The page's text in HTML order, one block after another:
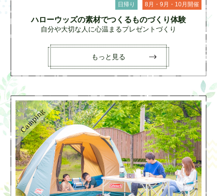
日帰り 8月・9月・10月開催
ハローウッズの素材でつくるものづくり体験
自分や大切な人に心温まるプレゼントづくり
もっと見る